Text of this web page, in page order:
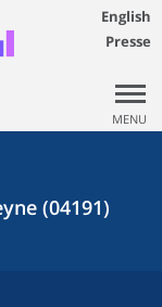
English
Presse
MENU
(04191)